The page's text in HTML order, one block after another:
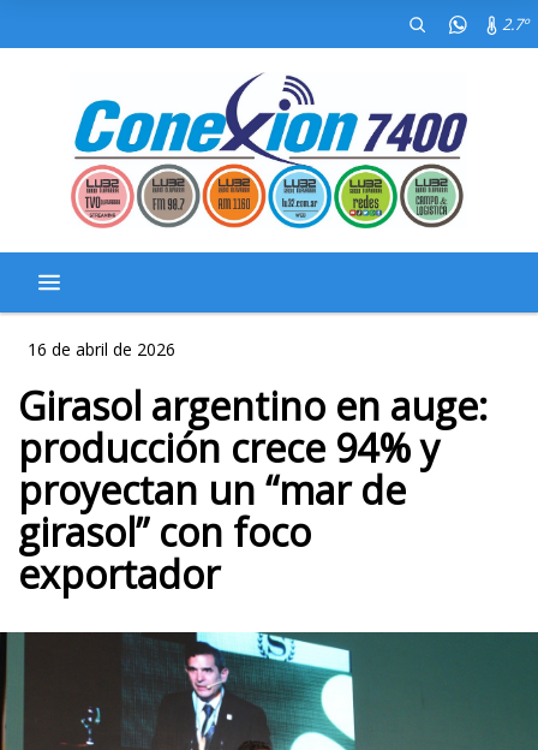
2.7º
16 de abril de 2026
Girasol argentino en auge:
producción crece 94% y
proyectan un “mar de
girasol” con foco
exportador